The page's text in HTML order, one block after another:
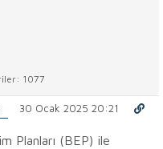
1077
30 Ocak 2025 20:21
Planları (BEP) ile